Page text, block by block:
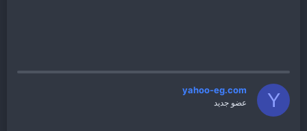
Y
yahoo-eg.com
عضو جديد